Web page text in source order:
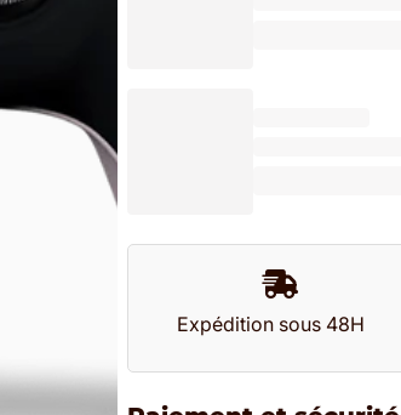
Expédition sous 48H